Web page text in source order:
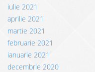
iulie 2021
aprilie 2021
martie 2021
februarie 2021
ianuarie 2021
decembrie 2020